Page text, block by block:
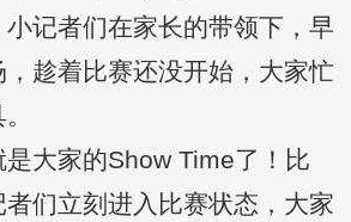
者们在家长的带领下，早
趁着比赛还没开始，大家忙
大家的Show Time了！比
们立刻进入比赛状态，大家